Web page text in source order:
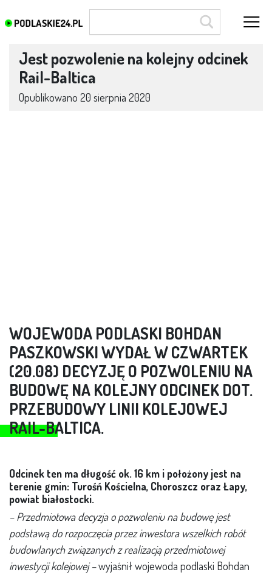
Jest pozwolenie na kolejny odcinek
Rail-Baltica
Opublikowano 20 sierpnia 2020
WOJEWODA PODLASKI BOHDAN
PASZKOWSKI WYDAŁ W CZWARTEK
(20.08) DECYZJĘ O POZWOLENIU NA
BUDOWĘ NA KOLEJNY ODCINEK DOT.
PRZEBUDOWY LINII KOLEJOWEJ
RAIL-BALTICA.
Odcinek ten ma długość ok. 16 km i położony jest na
terenie gmin: Turośń Kościelna, Choroszcz oraz Łapy,
powiat białostocki.
– Przedmiotowa decyzja o pozwoleniu na budowę jest
podstawą do rozpoczęcia przez inwestora wszelkich robót
budowlanych związanych z realizacją przedmiotowej
inwestycji kolejowej –wyjaśnił wojewoda podlaski Bohdan